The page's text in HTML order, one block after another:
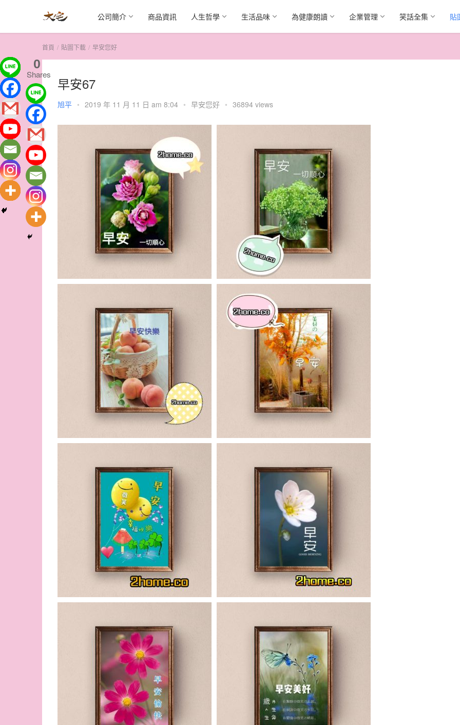
公司簡介 商品資訊 人生哲學 生活品味 為健康朗讀 企業管理 笑話全集 貼
首頁 貼圖下載 早安您好
早安67
旭平 • 2019 年 11 月 11 日 am 8:04 • 早安您好 • 36894 views
0
Shares